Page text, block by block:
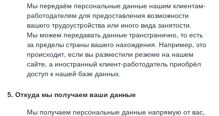
Мы передаём персональные данные нашим клиентам-
работодателям для предоставления возможности
вашего трудоустройства или иного вида занятости.
Мы можем передавать данные трансгранично, то есть
за пределы страны вашего нахождения. Например, это
происходит, если вы разместили резюме на нашем
сайте, а иностранный клиент-работодатель приобрёл
доступ к нашей базе данных.
5. Откуда мы получаем ваши данные
Мы получаем персональные данные напрямую от вас,